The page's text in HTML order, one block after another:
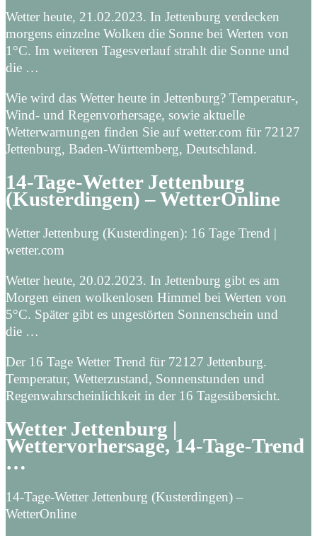
Wetter heute, 21.02.2023. In Jettenburg verdecken
morgens einzelne Wolken die Sonne bei Werten von
1°C. Im weiteren Tagesverlauf strahlt die Sonne und
die …
Wie wird das Wetter heute in Jettenburg? Temperatur-,
Wind- und Regenvorhersage, sowie aktuelle
Wetterwarnungen finden Sie auf wetter.com für 72127
Jettenburg, Baden-Württemberg, Deutschland.
14-Tage-Wetter Jettenburg
(Kusterdingen) – WetterOnline
Wetter Jettenburg (Kusterdingen): 16 Tage Trend |
wetter.com
Wetter heute, 20.02.2023. In Jettenburg gibt es am
Morgen einen wolkenlosen Himmel bei Werten von
5°C. Später gibt es ungestörten Sonnenschein und
die …
Der 16 Tage Wetter Trend für 72127 Jettenburg.
Temperatur, Wetterzustand, Sonnenstunden und
Regenwahrscheinlichkeit in der 16 Tagesübersicht.
Wetter Jettenburg |
Wettervorhersage, 14-Tage-Trend
…
14-Tage-Wetter Jettenburg (Kusterdingen) –
WetterOnline